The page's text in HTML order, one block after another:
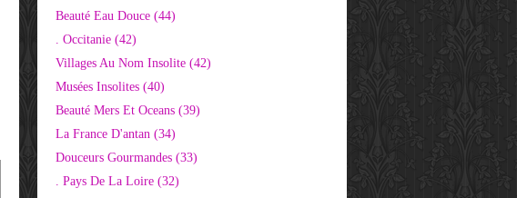
Beauté Eau Douce (44)
. Occitanie (42)
Villages Au Nom Insolite (42)
Musées Insolites (40)
Beauté Mers Et Oceans (39)
La France D'antan (34)
Douceurs Gourmandes (33)
. Pays De La Loire (32)